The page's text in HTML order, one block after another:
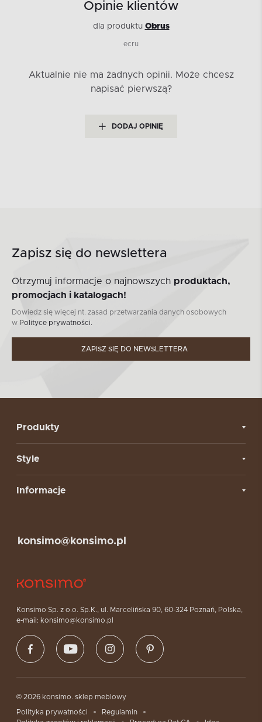
Opinie klientów
dla produktu Obrus
ecru
Aktualnie nie ma żadnych opinii. Może chcesz
napisać pierwszą?
DODAJ OPINIĘ
Zapisz się do newslettera
Otrzymuj informacje o najnowszych produktach,
promocjach i katalogach!
Dowiedz się więcej nt. zasad przetwarzania danych osobowych
w Polityce prywatności.
ZAPISZ SIĘ DO NEWSLETTERA
Produkty
Style
Informacje
Konsimo Sp. z o.o. Sp.K., ul. Marcelińska 90, 60-324 Poznań, Polska,
e-mail: konsimo@konsimo.pl
konsimo@konsimo.pl
© 2026 konsimo. sklep meblowy
Polityka prywatności
Regulamin